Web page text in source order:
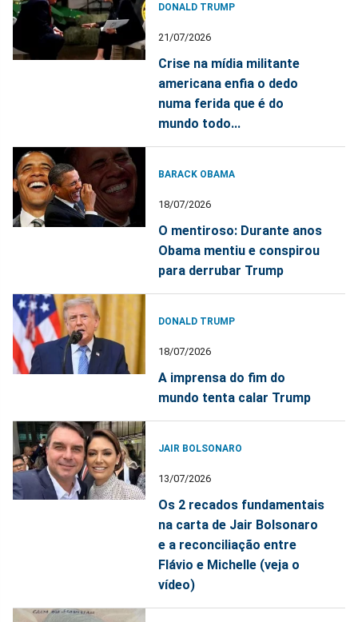
DONALD TRUMP
21/07/2026
Crise na mídia militante
americana enfia o dedo
numa ferida que é do
mundo todo...
BARACK OBAMA
18/07/2026
O mentiroso: Durante anos
Obama mentiu e conspirou
para derrubar Trump
DONALD TRUMP
18/07/2026
A imprensa do fim do
mundo tenta calar Trump
JAIR BOLSONARO
13/07/2026
Os 2 recados fundamentais
na carta de Jair Bolsonaro
e a reconciliação entre
Flávio e Michelle (veja o
vídeo)